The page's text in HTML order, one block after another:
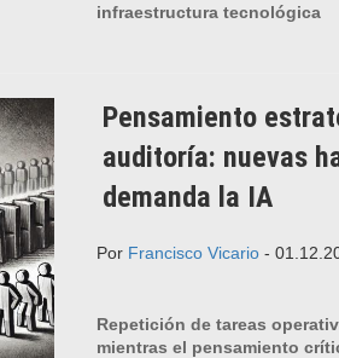
infraestructura tecnológica
Pensamiento
auditoría: nuevas
demanda la IA
Por Francisco Vicario -
Repetición de tareas
mientras el pensamiento